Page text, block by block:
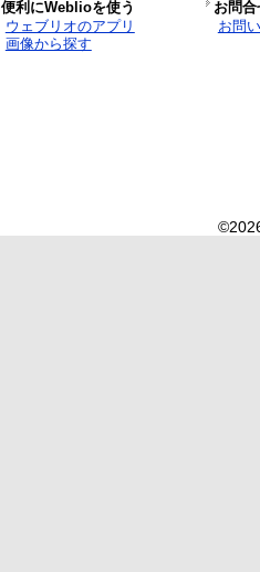
便利にWeblioを使う
お問
ウェブリオのアプリ
画像から探す
お問